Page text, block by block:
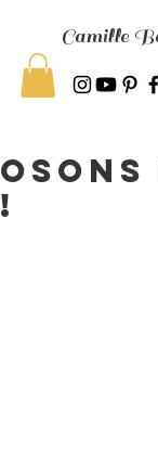
Camille
!